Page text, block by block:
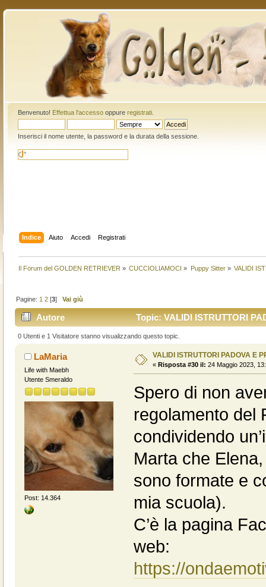
Benvenuto! Effettua l'accessooppure registrati.
Inserisci il nome utente, la password e la durata della sessione.
Indice Aiuto Accedi Registrati
Il Forum del GOLDEN RETRIEVER » CUCCIOLIAMOCI » Puppy Sitter» VALIDI
Pagine: 1 2 [3]Vai giù
Autore Topic: VALIDI ISTRUTTORI
0 Utenti e 1 Visitatore stanno visualizzando questo topic.
LaMaria
Life with Maebh
Utente Smeraldo
Post: 14.364
VALIDI ISTRUTTORI PADOVA E
« Risposta #30 il: 24 Maggio 2023,
Spero di non
regolamento del
condividendo
Marta che
sono formate e
mia scuola).
C’è la pagina
web:
https://